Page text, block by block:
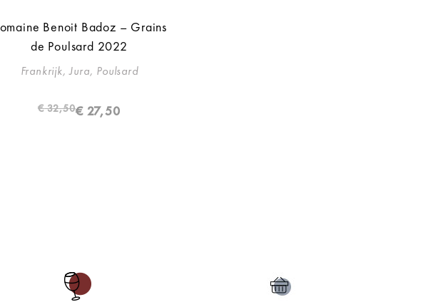
Benoit Badoz – Grains
de Poulsard 2022
Frankrijk, Jura, Poulsard
€32,50€27,50